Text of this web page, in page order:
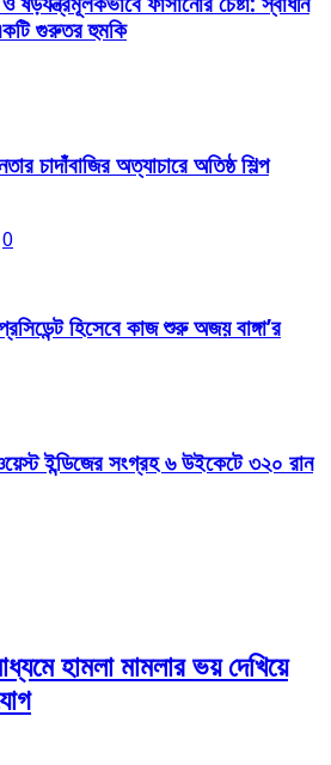
গুরুতর হুমকি
চাদাঁবাজির অত্যাচারে অতিষ্ঠ শিল্প
0
হিসেবে কাজ শুরু অজয় বাঙ্গা’র
ইন্ডিজের সংগ্রহ ৬ উইকেটে ৩২০ রান
হামলা মামলার ভয় দেখিয়ে